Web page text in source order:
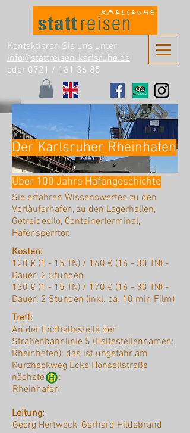
Kontaktieren Sie uns unter
info@stattreisen-karlsruhe.de
oder 0721 / 161 36 85
Der Karlsruher Rheinhafen
Über 100 Jahre Hafengeschichte
Sie erfahren Wissenswertes zu den
Vorläuferhäfen, zu den Lagerhallen,
Getreidesilo, Containerterminal,
Hafensperrtor.
Kosten:
120 € (1 - 15 TN) / 160 € (16 - 30 TN) -
Dauer: 2 Stunden
130 € (1 - 15 TN) / 170 € (16 - 30 TN) -
Dauer: 2 Stunden (inkl. ca. 10 min Film)
Treff:
An der Endhaltestelle der
Straßenbahnlinie 5 (Haltestellennamen:
Rheinhafen); das ist ungefähr am
Kurzheckweg Ecke Honsellstraße
nächste :
Rheinhafen
Leitung:
Georg Hertweck, Gerhard Hildebrand